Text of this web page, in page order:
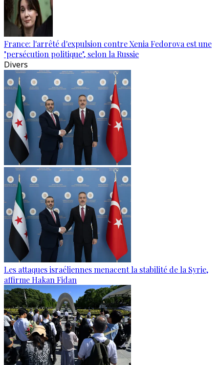
France: l'arrêté d'expulsion contre Xenia Fedorova est une
"persécution politique", selon la Russie
Divers
Les attaques israéliennes menacent la stabilité de la Syrie,
affirme Hakan Fidan